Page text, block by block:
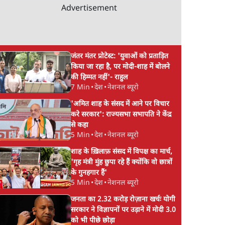
Advertisement
जंतर मंतर प्रोटेस्ट: 'युवाओं को प्रताड़ित
किया जा रहा है, पर मोदी-शाह में बोलने
की हिम्मत नहीं'- राहुल
7 Min •देश•नेशनल ब्यूरो
'अमित शाह के संसद में आने पर विचार
करे सरकार': राज्यसभा सभापति ने केंद्र
से कहा
5 Min •देश•नेशनल ब्यूरो
शाह के ख़िलाफ़ संसद में विपक्ष का मार्च,
'गृह मंत्री मुंह छुपा रहे हैं क्योंकि वो छात्रों
के गुनहगार हैं'
5 Min •देश•नेशनल ब्यूरो
जनता का 2.32 करोड़ रोज़ाना खर्चः योगी
सरकार ने विज्ञापनों पर उड़ाने में मोदी 3.0
को भी पीछे छोड़ा